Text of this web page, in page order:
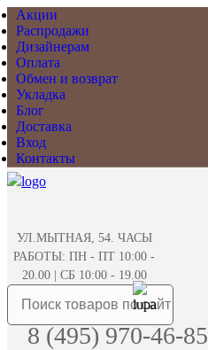
Акции
Распродажи
Дизайнерам
Оплата
Обмен и возврат
Укладка
Блог
Доставка
Вход
Контакты
УЛ.МЫТНАЯ, 54. ЧАСЫ
РАБОТЫ: ПН - ПТ 10:00 -
20.00 | СБ 10:00 - 19.00
8 (495) 970-46-85